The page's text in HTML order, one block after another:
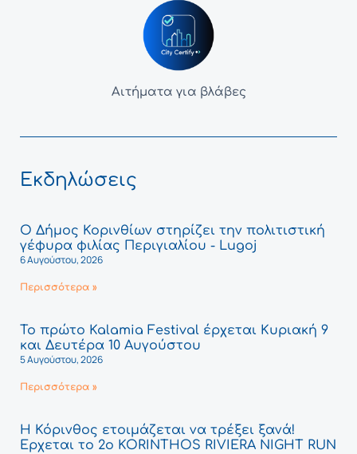
Αιτήματα για βλάβες
Εκδηλώσεις
Ο Δήμος Κορινθίων στηρίζει την πολιτιστική
γέφυρα φιλίας Περιγιαλίου - Lugoj
6 Αυγούστου, 2026
Περισσότερα »
Το πρώτο Kalamia Festival έρχεται Κυριακή 9
και Δευτέρα 10 Αυγούστου
5 Αυγούστου, 2026
Περισσότερα »
Η Κόρινθος ετοιμάζεται να τρέξει ξανά!
Έρχεται το 2ο KORINTHOS RIVIERA NIGHT RUN